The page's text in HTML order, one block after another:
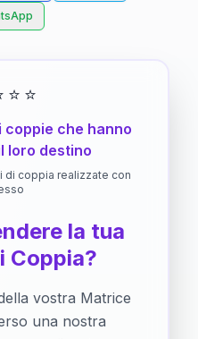
⭐ ⭐
coppie che hanno
loro destino
di coppia realizzate con
la tua
Coppia?
vostra Matrice
una nostra